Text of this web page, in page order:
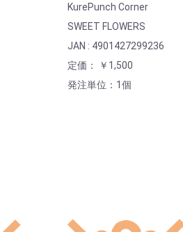
KurePunch Corner
SWEET FLOWERS
JAN : 4901427299236
定価： ￥1,500
発注単位：1個